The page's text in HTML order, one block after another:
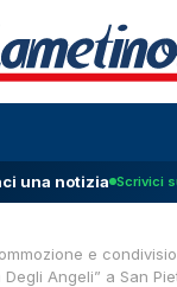
una notizia Scrivici
e
Angeli” a San